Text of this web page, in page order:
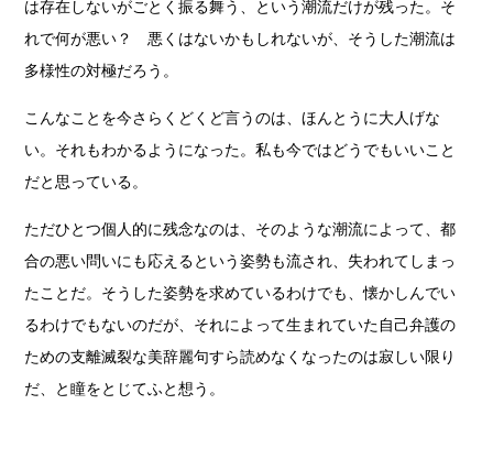
は存在しないがごとく振る舞う、という潮流だけが残った。そ
れで何が悪い？ 悪くはないかもしれないが、そうした潮流は
多様性の対極だろう。
こんなことを今さらくどくど言うのは、ほんとうに大人げな
い。それもわかるようになった。私も今ではどうでもいいこと
だと思っている。
ただひとつ個人的に残念なのは、そのような潮流によって、都
合の悪い問いにも応えるという姿勢も流され、失われてしまっ
たことだ。そうした姿勢を求めているわけでも、懐かしんでい
るわけでもないのだが、それによって生まれていた自己弁護の
ための支離滅裂な美辞麗句すら読めなくなったのは寂しい限り
だ、と瞳をとじてふと想う。